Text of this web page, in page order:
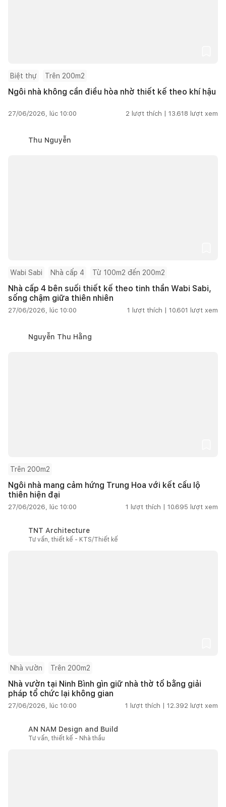
Biệt thự Trên 200m2
Ngôi nhà không cần điều hòa nhờ thiết kế theo khí hậu
27/06/2026, lúc 10:00 2 lượt thích | 13.618 lượt xem
Thu Nguyễn
Wabi Sabi Nhà cấp 4 Từ 100m2 đến 200m2
Nhà cấp 4 bên suối thiết kế theo tinh thần Wabi Sabi,
sống chậm giữa thiên nhiên
27/06/2026, lúc 10:00 1 lượt thích | 10.601 lượt xem
Nguyễn Thu Hằng
Trên 200m2
Ngôi nhà mang cảm hứng Trung Hoa với kết cấu lộ
thiên hiện đại
27/06/2026, lúc 10:00 1 lượt thích | 10.695 lượt xem
TNT Architecture
Tư vấn, thiết kế - KTS/Thiết kế
Nhà vườn Trên 200m2
Nhà vườn tại Ninh Bình gìn giữ nhà thờ tổ bằng giải
pháp tổ chức lại không gian
27/06/2026, lúc 10:00 1 lượt thích | 12.392 lượt xem
AN NAM Design and Build
Tư vấn, thiết kế - Nhà thầu